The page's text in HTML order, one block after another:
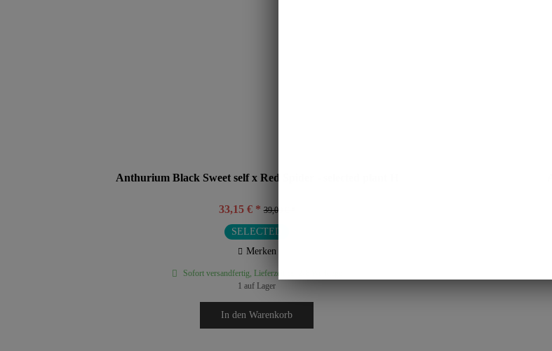
Anthurium Black Sweet self x Red Spider - selected plant H
33,15 € * 39,00 € *
SELECTED
Merken
Sofort versandfertig, Lieferzeit ca. 2-6 Werktage
1 auf Lager
In den Warenkorb